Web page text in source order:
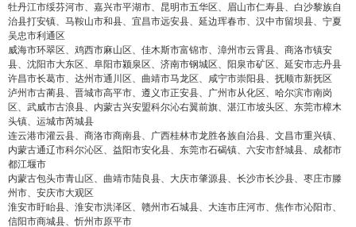
牡丹江市绥芬河市、嘉兴市平湖市、昆明市五华区、眉山市仁寿县、白沙黎族自
治县打安镇、马鞍山市和县、宜昌市远安县、延边珲春市、汉中市留坝县、宁夏
吴忠市利通区
威海市环翠区、鸡西市麻山区、佳木斯市富锦市、漳州市云霄县、商洛市镇安
县、沈阳市大东区、阜阳市颍泉区、济南市钢城区、阳泉市矿区、延安市志丹县
许昌市长葛市、达州市通川区、曲靖市马龙区、咸宁市崇阳县、抚顺市新抚区
泸州市古蔺县、晋城市高平市、遵义市正安县、广州市从化区、哈尔滨市南岗
区、武威市古浪县、内蒙古兴安盟科尔沁右翼前旗、湛江市坡头区、东莞市樟木
头镇、运城市芮城县
连云港市灌云县、商洛市商南县、广西桂林市龙胜各族自治县、文昌市重兴镇、
内蒙古通辽市科尔沁区、益阳市安化县、东莞市石碣镇、六安市舒城县、成都市
都江堰市
内蒙古包头市青山区、曲靖市陆良县、大庆市肇源县、长沙市长沙县、枣庄市滕
州市、安庆市大观区
淮安市盱眙县、淮安市洪泽区、赣州市石城县、大连市庄河市、焦作市沁阳市、
信阳市商城县、忻州市原平市